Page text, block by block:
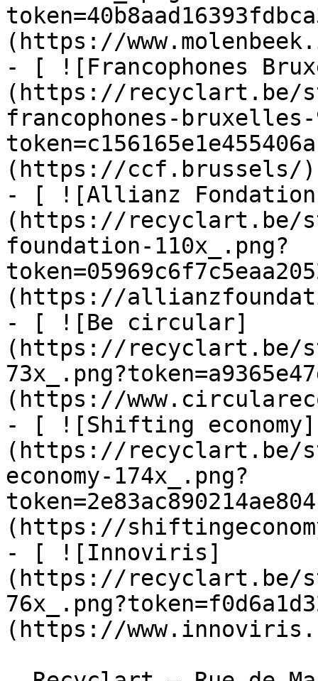
(https://
- [ ![Francophones
(https://recyclart.be/
francophones-bruxelles-
(https://ccf.brussels/)
- [ ![Allianz
(https://recyclart.be/
foundation-110x_.png?
(https://
- [ ![Be circular]
(https://recyclart.be/
(https://
- [ ![Shifting economy]
(https://recyclart.be/
economy-174x_.png?
(https://
- [ ![Innoviris]
(https://recyclart.be/
(https://